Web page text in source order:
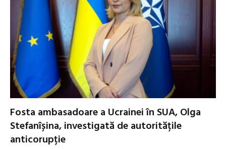
Fosta ambasadoare a Ucrainei în SUA, Olga
Stefanîșina, investigată de autoritățile
anticorupție